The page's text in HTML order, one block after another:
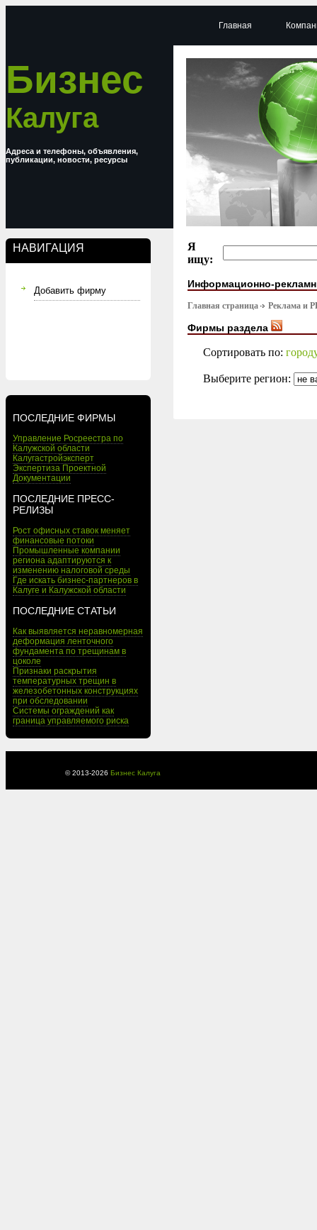
Бизнес
Калуга
Адреса и телефоны, объявления,
публикации, новости, ресурсы
НАВИГАЦИЯ
Добавить фирму
ПОСЛЕДНИЕ ФИРМЫ
Управление Росреестра по
Калужской области
Калугастройэксперт
Экспертиза Проектной
Документации
ПОСЛЕДНИЕ ПРЕСС-
РЕЛИЗЫ
Рост офисных ставок меняет
финансовые потоки
Промышленные компании
региона адаптируются к
изменению налоговой среды
Где искать бизнес-партнеров в
Калуге и Калужской области
ПОСЛЕДНИЕ СТАТЬИ
Как выявляется неравномерная
деформация ленточного
фундамента по трещинам в
цоколе
Признаки раскрытия
температурных трещин в
железобетонных конструкциях
при обследовании
Системы ограждений как
граница управляемого риска
Главная
Я
ищу:
Информационно-
Главная страница Реклама и
Фирмы раздела
Сортировать по:
Выберите регион:
© 2013-2026 Бизнес Калуга